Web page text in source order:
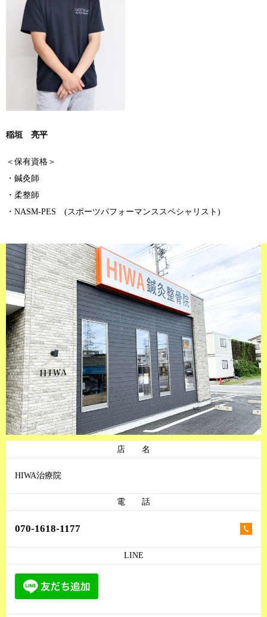
稲垣 亮平
＜保有資格＞
・鍼灸師
・柔整師
・NASM-PES (スポーツパフォーマンススペシャリスト)
店 名
HIWA治療院
電 話
070-1618-1177
LINE